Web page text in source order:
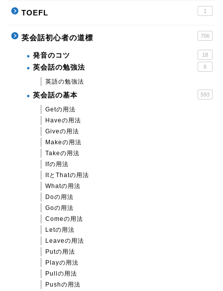
TOEFL 1
英会話初心者の道標 706
発音のコツ 18
英会話の勉強法 6
英語の勉強法
英会話の基本 593
Getの用法
Haveの用法
Giveの用法
Makeの用法
Takeの用法
Ifの用法
ItとThatの用法
Whatの用法
Doの用法
Goの用法
Comeの用法
Letの用法
Leaveの用法
Putの用法
Playの用法
Pullの用法
Pushの用法